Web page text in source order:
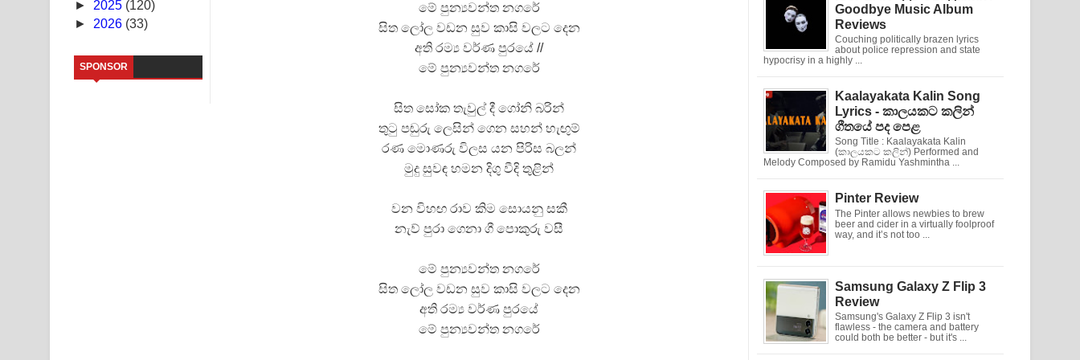
Sandata Duka Hithila Song Lyrics - සඳට දුක හිතිලා ගීතයේ පද පෙළ
Dannawada Mawa Song Lyrics - දන්නවාද මාව ගීතයේ පද පෙළ
► 2025 (120)
► 2026 (33)
SPONSOR
මේ පුන්‍යවන්ත නගරේ
සිත ලෝල වඩන සුව කාසි වලට දෙන
අති රම්‍ය වර්ණ පුරයේ //
මේ පුන්‍යවන්ත නගරේ
සිත සෝක තැවුල් දී ගෝනි බරින්
තුටු පඬුරු ලෙසින් ගෙන සහන් හැඟුම්
රණ මොණරු විලස යන පිරිස බලන්
මුදු සුවඳ හමන දිගු වීදි තුළින්
වන විහඟ රාව කිම සොයනු සකී
නැව් පුරා ගෙනා ගී පොකුරු වසී
මේ පුන්‍යවන්ත නගරේ
සිත ලෝල වඩන සුව කාසි වලට දෙන
අති රම්‍ය වර්ණ පුරයේ
මේ පුන්‍යවන්ත නගරේ
Goodbye Music Album
Reviews
Couching politically brazen lyrics
about police repression and state
hypocrisy in a highly ...
Kaalayakata Kalin Song
Lyrics - කාලයකට කලින්
ගීතයේ පද පෙළ
Song Title : Kaalayakata Kalin
(කාලයකට කලින්) Performed and
Melody Composed by Ramidu Yashmintha ...
Pinter Review
The Pinter allows newbies to brew
beer and cider in a virtually foolproof
way, and it’s not too ...
Samsung Galaxy Z Flip 3
Review
Samsung's Galaxy Z Flip 3 isn't
flawless - the camera and battery
could both be better - but it's ...